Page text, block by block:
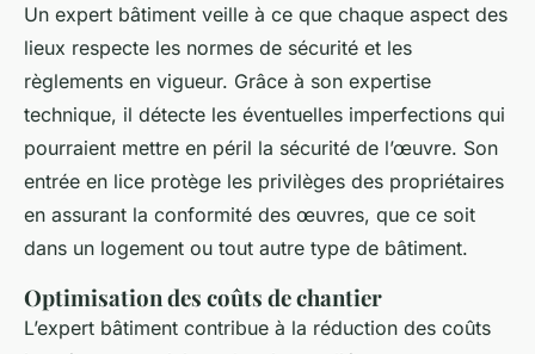
Un expert bâtiment veille à ce que chaque aspect des
lieux respecte les normes de sécurité et les
règlements en vigueur. Grâce à son expertise
technique, il détecte les éventuelles imperfections qui
pourraient mettre en péril la sécurité de l’œuvre. Son
entrée en lice protège les privilèges des propriétaires
en assurant la conformité des œuvres, que ce soit
dans un logement ou tout autre type de bâtiment.
Optimisation des coûts de chantier
L’expert bâtiment contribue à la réduction des coûts